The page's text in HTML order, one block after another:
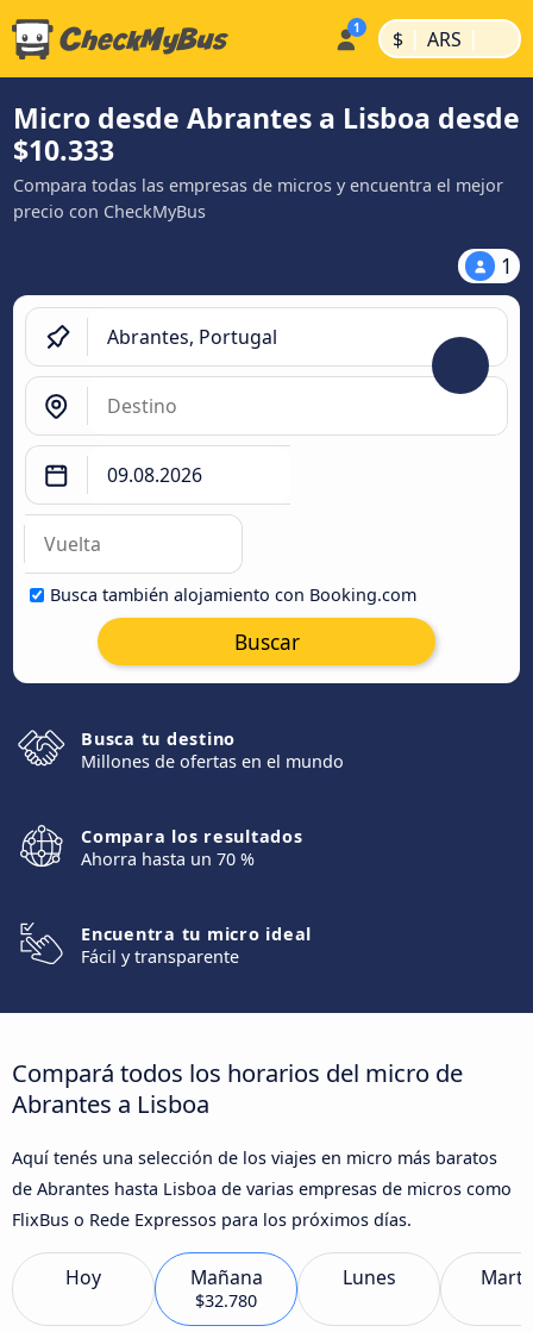
$ | ARS |
Micro desde Abrantes a Lisboa desde
$10.333
Compara todas las empresas de micros y encuentra el mejor
precio con CheckMyBus
1
Busca también alojamiento con Booking.com
Buscar
Busca tu destino
Millones de ofertas en el mundo
Compara los resultados
Ahorra hasta un 70 %
Encuentra tu micro ideal
Fácil y transparente
Compará todos los horarios del micro de
Abrantes a Lisboa
Aquí tenés una selección de los viajes en micro más baratos
de Abrantes hasta Lisboa de varias empresas de micros como
FlixBus o Rede Expressos para los próximos días.
Hoy Mañana
$32.780
Lunes